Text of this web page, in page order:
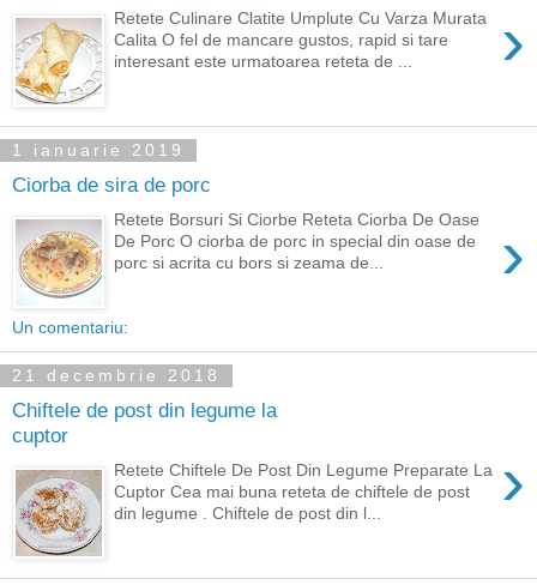
›
Retete Culinare Clatite Umplute Cu Varza Murata
Calita O fel de mancare gustos, rapid si tare
interesant este urmatoarea reteta de ...
1 ianuarie 2019
Ciorba de sira de porc
›
Retete Borsuri Si Ciorbe Reteta Ciorba De Oase
De Porc O ciorba de porc in special din oase de
porc si acrita cu bors si zeama de...
Un comentariu:
21 decembrie 2018
Chiftele de post din legume la
cuptor
›
Retete Chiftele De Post Din Legume Preparate La
Cuptor Cea mai buna reteta de chiftele de post
din legume . Chiftele de post din l...